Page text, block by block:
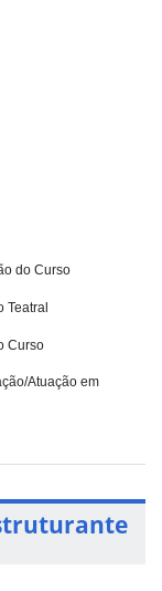
do Curso
Teatral
Curso
Atuação em